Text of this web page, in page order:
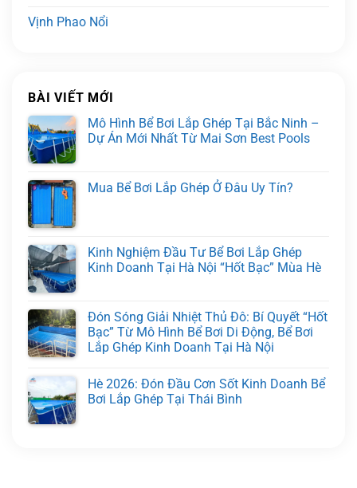
Vịnh Phao Nổi
BÀI VIẾT MỚI
Mô Hình Bể Bơi Lắp Ghép Tại Bắc Ninh –
Dự Án Mới Nhất Từ Mai Sơn Best Pools
Mua Bể Bơi Lắp Ghép Ở Đâu Uy Tín?
Kinh Nghiệm Đầu Tư Bể Bơi Lắp Ghép
Kinh Doanh Tại Hà Nội “Hốt Bạc” Mùa Hè
Đón Sóng Giải Nhiệt Thủ Đô: Bí Quyết “Hốt
Bạc” Từ Mô Hình Bể Bơi Di Động, Bể Bơi
Lắp Ghép Kinh Doanh Tại Hà Nội
Hè 2026: Đón Đầu Cơn Sốt Kinh Doanh Bể
Bơi Lắp Ghép Tại Thái Bình